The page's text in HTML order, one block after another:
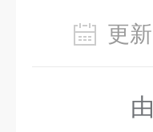
更